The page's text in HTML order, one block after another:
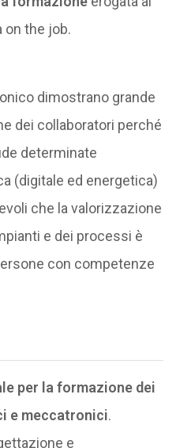
on the job.
dimostrano grande
dei collaboratori perché
determinate
(digitale ed energetica)
che la valorizzazione
e dei processi è
con competenze
per la formazione dei
e meccatronici.
e